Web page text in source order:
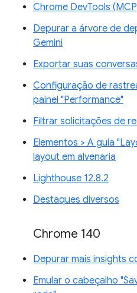
Chrome DevTools
Depurar a árvore de
Gemini
Exportar suas
Configuração de
painel "Performance"
Filtrar solicitações de
Elementos > A guia
layout em alvenaria
Lighthouse 12.8.2
Destaques diversos
Chrome 140
Depurar mais insights
Emular o cabeçalho